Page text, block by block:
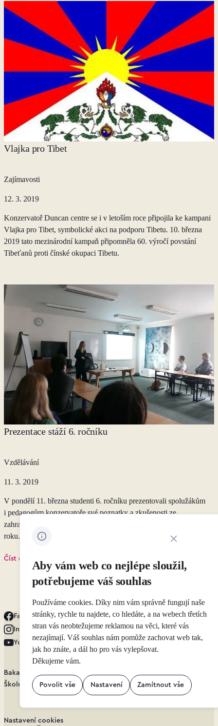
Vlajka pro Tibet
Zajímavosti
12. 3. 2019
Konzervatoř Duncan centre se i v letoším roce připojila ke kampani
Vlajka pro Tibet, symbolické akci na podporu Tibetu. 10. března
2019 tato mezinárodní kampaň připomněla 60. výročí povstání
Tibeťanů proti čínské okupaci Tibetu.
Prezentace stáží 6. ročníku
Vzdělávání
11. 3. 2019
V pondělí 11. března studenti 6. ročníku prezentovali spolužákům
i pedagogům konzervatoře své poznatky a zkušenosti ze
zahraničních stáží, které absolvovali v 1. pololetí tohoto školního
roku.
Číst článek
Facebook
Instagram
YouTube
Bakaláři.cz
Školní nástěnka
Nastavení cookies
Aby vám web co nejlépe sloužil,
potřebujeme váš souhlas
Používáme cookies. Díky nim vám správně fungují naše
stránky, rychle tu najdete, co hledáte, a na webech třetích
stran vás neobtežujeme reklamou na věci, které vás
nezajímají. Váš souhlas nám pomůže zachovat web tak,
jak ho znáte, a dál ho pro vás vylepšovat.
Děkujeme vám.
Povolit vše Nastavení Zamítnout vše
Zavřít oznámení